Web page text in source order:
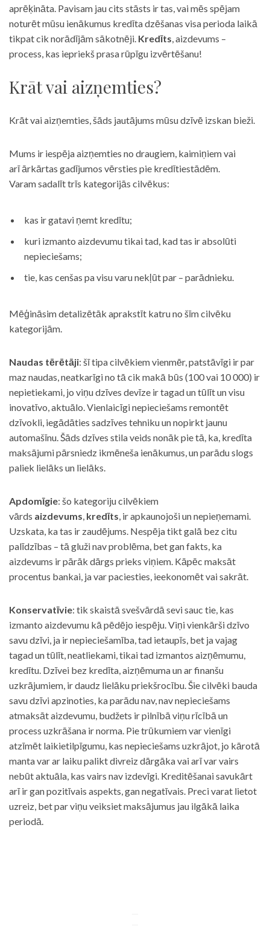
aprēķināta. Pavisam jau cits stāsts ir tas, vai mēs spējam
noturēt mūsu ienākumus kredīta dzēšanas visa perioda laikā
tikpat cik norādījām sākotnēji. Kredīts, aizdevums –
process, kas iepriekš prasa rūpīgu izvērtēšanu!
Krāt vai aizņemties?
Krāt vai aizņemties, šāds jautājums mūsu dzīvē izskan bieži.
Mums ir iespēja aizņemties no draugiem, kaimiņiem vai
arī ārkārtas gadījumos vērsties pie kredītiestādēm.
Varam sadalīt trīs kategorijās cilvēkus:
kas ir gatavi ņemt kredītu;
kuri izmanto aizdevumu tikai tad, kad tas ir absolūti
nepieciešams;
tie, kas cenšas pa visu varu nekļūt par – parādnieku.
Mēģināsim detalizētāk aprakstīt katru no šīm cilvēku
kategorijām.
Naudas tērētāji: šī tipa cilvēkiem vienmēr, patstāvīgi ir par
maz naudas, neatkarīgi no tā cik makā būs (100 vai 10 000) ir
nepietiekami, jo viņu dzīves devīze ir tagad un tūlīt un visu
inovatīvo, aktuālo. Vienlaicīgi nepieciešams remontēt
dzīvokli, iegādāties sadzīves tehniku un nopirkt jaunu
automašīnu. Šāds dzīves stila veids nonāk pie tā, ka, kredīta
maksājumi pārsniedz ikmēneša ienākumus, un parādu slogs
paliek lielāks un lielāks.
Apdomīgie: šo kategoriju cilvēkiem
vārds aizdevums, kredīts, ir apkaunojoši un nepieņemami.
Uzskata, ka tas ir zaudējums. Nespēja tikt galā bez citu
palīdzības – tā gluži nav problēma, bet gan fakts, ka
aizdevums ir pārāk dārgs prieks viņiem. Kāpēc maksāt
procentus bankai, ja var paciesties, ieekonomēt vai sakrāt.
Konservatīvie: tik skaistā svešvārdā sevi sauc tie, kas
izmanto aizdevumu kā pēdējo iespēju. Viņi vienkārši dzīvo
savu dzīvi, ja ir nepieciešamība, tad ietaupīs, bet ja vajag
tagad un tūlīt, neatliekami, tikai tad izmantos aizņēmumu,
kredītu. Dzīvei bez kredīta, aizņēmuma un ar finanšu
uzkrājumiem, ir daudz lielāku priekšrocību. Šie cilvēki bauda
savu dzīvi apzinoties, ka parādu nav, nav nepieciešams
atmaksāt aizdevumu, budžets ir pilnībā viņu rīcībā un
process uzkrāšana ir norma. Pie trūkumiem var vienīgi
atzīmēt laikietilpīgumu, kas nepieciešams uzkrājot, jo kārotā
manta var ar laiku palikt divreiz dārgāka vai arī var vairs
nebūt aktuāla, kas vairs nav izdevīgi. Kreditēšanai savukārt
arī ir gan pozitīvais aspekts, gan negatīvais. Preci varat lietot
uzreiz, bet par viņu veiksiet maksājumus jau ilgākā laika
periodā.